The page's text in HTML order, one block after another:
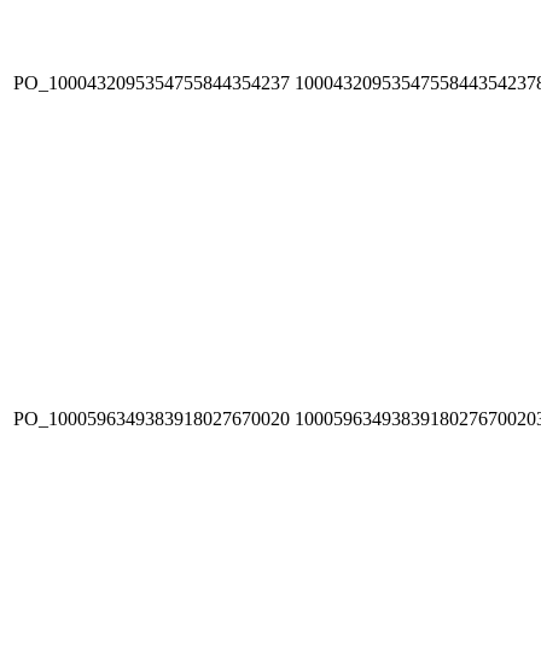
PO_1000432095354755844354237
PO_1000596349383918027670020